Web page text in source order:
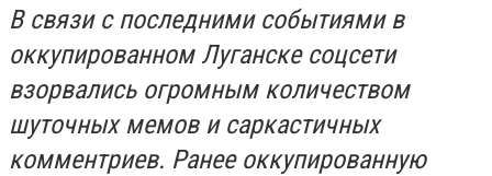
В связи с последними событиями в
оккупированном Луганске соцсети
взорвались огромным количеством
шуточных мемов и саркастичных
комментриев. Ранее оккупированную